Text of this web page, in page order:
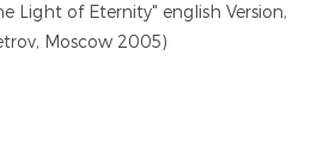
Light of Eternity" english Version,
Moscow 2005)